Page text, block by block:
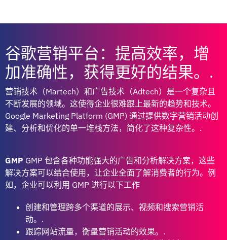
谷歌营销平台：提高效率，增
加准确性，获得更好的结果。.
营销技术（Martech）和广告技术（Adtech）是一个复杂且
不断发展的领域。这使得企业很难跟上最新的趋势和技术。
Google Marketing Platform (GMP) 通过提供数字营销活动创
建、分析和优化的单一堆栈方法，简化了这种复杂性。.
GMP GMP 包含各种功能强大的广告和分析解决方案，这些
解决方案可以结合使用，让企业全面了解消费者的行为。例
如，企业可以利用 GMP 进行以下工作
创建和管理跨多个渠道的展示、视频和搜索营销活
动。.
跟踪网站流量，衡量营销活动的效果。.